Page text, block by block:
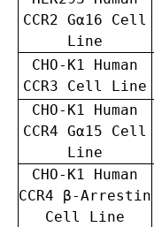
CCR2 Gα16 Cell
Line
CHO-K1 Human
CCR3 Cell Line
CHO-K1 Human
CCR4 Gα15 Cell
Line
CHO-K1 Human
CCR4 β-Arrestin
Cell Line